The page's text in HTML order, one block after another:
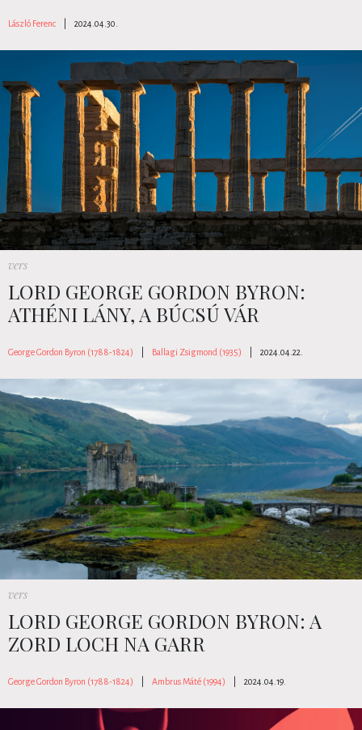
László Ferenc 2024.04.30.
vers
LORD GEORGE GORDON BYRON:
ATHÉNI LÁNY, A BÚCSÚ VÁR
George Gordon Byron (1788-1824) Ballagi Zsigmond (1935) 2024.04.22.
vers
LORD GEORGE GORDON BYRON: A
ZORD LOCH NA GARR
George Gordon Byron (1788-1824) Ambrus Máté (1994) 2024.04.19.